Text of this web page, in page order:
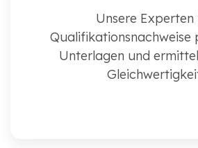
Unsere
Qualifikationsnachweise
Unterlagen und